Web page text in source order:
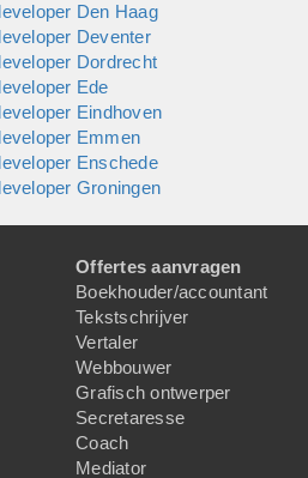
Den Haag
Deventer
Dordrecht
Ede
Eindhoven
Emmen
Enschede
Groningen
Offertes aanvragen
Boekhouder/accountant
Tekstschrijver
Vertaler
Webbouwer
Grafisch ontwerper
Secretaresse
Coach
Mediator